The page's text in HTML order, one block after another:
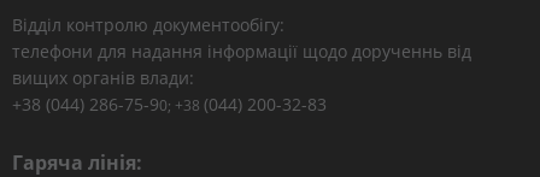
Відділ контролю документообігу:
телефони для надання інформації щодо дорученнь від
вищих органів влади:
+38 (044) 286-75-90; +38 (044) 200-32-83
Гаряча лінія: